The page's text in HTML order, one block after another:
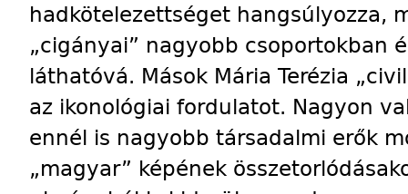
hadkötelezettséget hangsúlyozza,
„cigányai” nagyobb csoportokban
láthatóvá. Mások Mária Terézia
az ikonológiai fordulatot. Na­gyon
ennél is nagyobb társadalmi erők
„magyar” képének